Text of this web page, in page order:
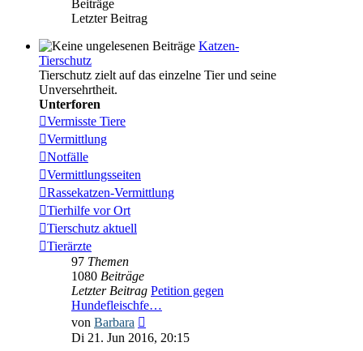
Beiträge
Letzter Beitrag
Katzen-
Tierschutz
Tierschutz zielt auf das einzelne Tier und seine
Unversehrtheit.
Unterforen
Vermisste Tiere
Vermittlung
Notfälle
Vermittlungsseiten
Rassekatzen-Vermittlung
Tierhilfe vor Ort
Tierschutz aktuell
Tierärzte
97 Themen
1080 Beiträge
Letzter Beitrag Petition gegen
Hundefleischfe…
von Barbara
Beitrag
Di 21. Jun 2016, 20:15